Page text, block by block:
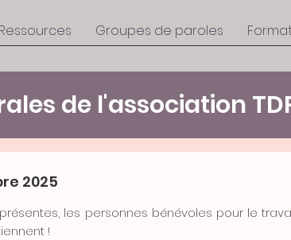
Ressources Groupes de paroles
de l'association
2025
les personnes bénévoles pour le
!